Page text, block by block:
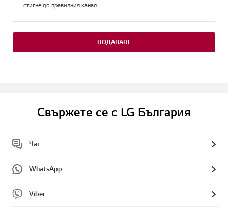
стигне до правилния канал.
ПОДАВАНЕ
Свържете се с LG България
Чат
WhatsApp
Viber